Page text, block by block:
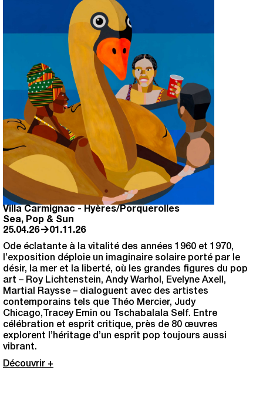
Villa Carmignac - Hyères/Porquerolles
Sea, Pop & Sun
25.04.26→01.11.26
Ode éclatante à la vitalité des années 1960 et 1970,
l’exposition déploie un imaginaire solaire porté par le
désir, la mer et la liberté, où les grandes figures du pop
art – Roy Lichtenstein, Andy Warhol, Evelyne Axell,
Martial Raysse – dialoguent avec des artistes
contemporains tels que Théo Mercier, Judy
Chicago,Tracey Emin ou Tschabalala Self. Entre
célébration et esprit critique, près de 80 œuvres
explorent l’héritage d’un esprit pop toujours aussi
vibrant.
Découvrir +